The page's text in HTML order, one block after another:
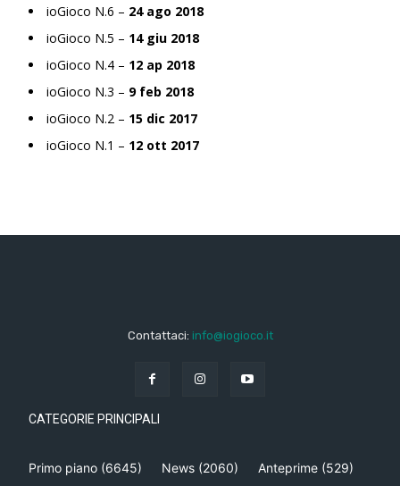
ioGioco N.6 – 24 ago 2018
ioGioco N.5 – 14 giu 2018
ioGioco N.4 – 12 ap 2018
ioGioco N.3 – 9 feb 2018
ioGioco N.2 – 15 dic 2017
ioGioco N.1 – 12 ott 2017
Contattaci: info@iogioco.it
CATEGORIE PRINCIPALI
Primo piano (6645) News (2060) Anteprime (529)